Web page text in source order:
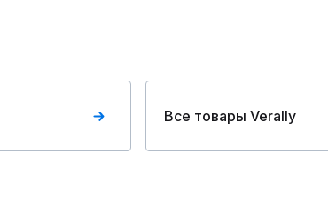
Все товары Verally